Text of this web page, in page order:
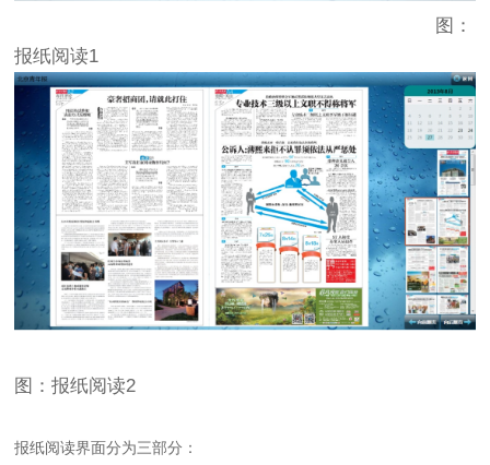
图：
报纸阅读1
图：报纸阅读2
报纸阅读界面分为三部分：